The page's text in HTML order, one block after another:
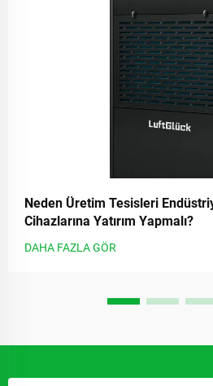
Neden Üretim Tesisleri
Cihazlarına Yatırım Yapmalı?
DAHA FAZLA GÖR